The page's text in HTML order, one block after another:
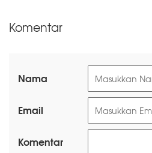
Komentar
Nama
Email
Komentar